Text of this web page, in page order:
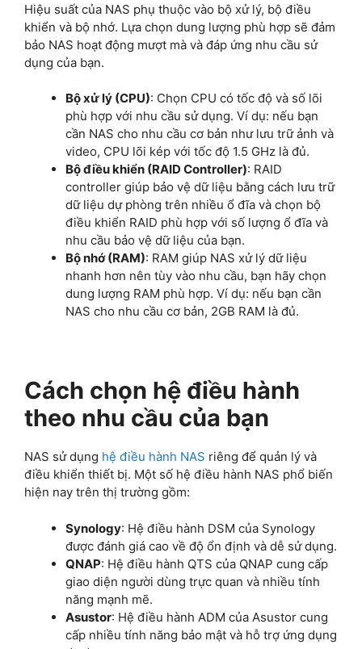
Hiệu suất của NAS phụ thuộc vào bộ xử lý, bộ điều
khiển và bộ nhớ. Lựa chọn dung lượng phù hợp sẽ đảm
bảo NAS hoạt động mượt mà và đáp ứng nhu cầu sử
dụng của bạn.
Bộ xử lý (CPU): Chọn CPU có tốc độ và số lõi
phù hợp với nhu cầu sử dụng. Ví dụ: nếu bạn
cần NAS cho nhu cầu cơ bản như lưu trữ ảnh và
video, CPU lõi kép với tốc độ 1.5 GHz là đủ.
Bộ điều khiển (RAID Controller): RAID
controller giúp bảo vệ dữ liệu bằng cách lưu trữ
dữ liệu dự phòng trên nhiều ổ đĩa và chọn bộ
điều khiển RAID phù hợp với số lượng ổ đĩa và
nhu cầu bảo vệ dữ liệu của bạn.
Bộ nhớ (RAM): RAM giúp NAS xử lý dữ liệu
nhanh hơn nên tùy vào nhu cầu, bạn hãy chọn
dung lượng RAM phù hợp. Ví dụ: nếu bạn cần
NAS cho nhu cầu cơ bản, 2GB RAM là đủ.
Cách chọn hệ điều hành
theo nhu cầu của bạn
NAS sử dụng hệ điều hành NAS riêng để quản lý và
điều khiển thiết bị. Một số hệ điều hành NAS phổ biến
hiện nay trên thị trường gồm:
Synology: Hệ điều hành DSM của Synology
được đánh giá cao về độ ổn định và dễ sử dụng.
QNAP: Hệ điều hành QTS của QNAP cung cấp
giao diện người dùng trực quan và nhiều tính
năng mạnh mẽ.
Asustor: Hệ điều hành ADM của Asustor cung
cấp nhiều tính năng bảo mật và hỗ trợ ứng dụng